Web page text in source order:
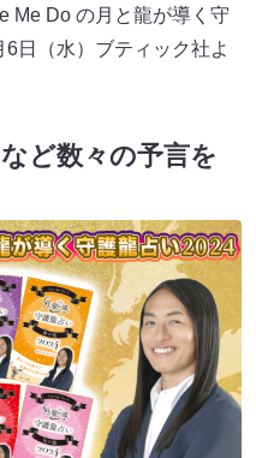
Me Do の月と龍が導く守
日（水）ブティック社よ
ど数々の予言を